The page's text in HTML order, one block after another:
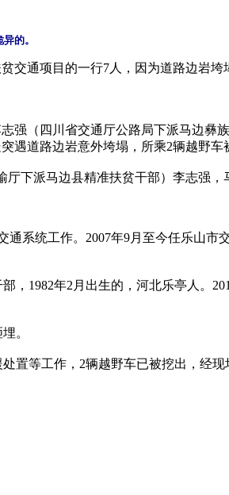
的。
通项目的一行7人，因为道路边岩垮
强（四川省交通厅公路局下派马边彝
遇道路边岩意外垮塌，所乘2辆越野车
下派马边县精准扶贫干部）李志强，
系统工作。2007年9月至今任乐山市
，1982年2月出生的，河北乐亭人。
。
置等工作，2辆越野车已被挖出，经现